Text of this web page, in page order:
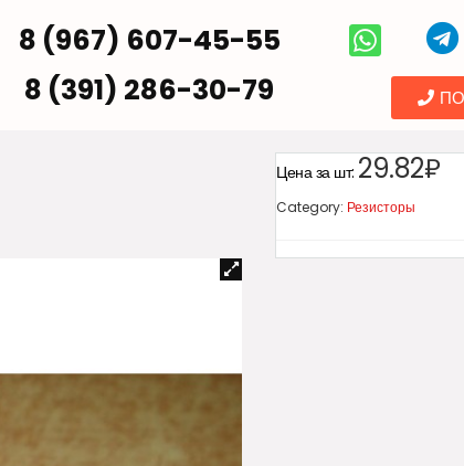
8 (967) 607-45-55
8 (391) 286-30-79
Цена за шт: 29.82₽
Category: Резисторы